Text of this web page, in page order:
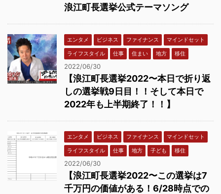
浪江町長選挙公式テーマソング
エンタメ ビジネス ファイナンス
マインドセット
ライフスタイル
仕事 住まい 地方 移住
2022/06/30
【浪江町長選挙2022〜本日で折り返
しの選挙戦9日目！！そして本日で
2022年も上半期終了！！】
エンタメ ビジネス ファイナンス
マインドセット
ライフスタイル
仕事 地方 子ども 移住
2022/06/30
【浪江町長選挙2022〜この選挙は7
千万円の価値がある！6/28時点での